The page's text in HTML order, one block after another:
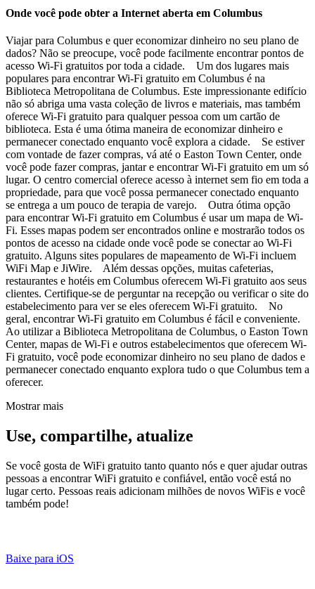
Onde você pode obter a Internet aberta em Columbus
Viajar para Columbus e quer economizar dinheiro no seu plano de
dados? Não se preocupe, você pode facilmente encontrar pontos de
acesso Wi-Fi gratuitos por toda a cidade. Um dos lugares mais
populares para encontrar Wi-Fi gratuito em Columbus é na
Biblioteca Metropolitana de Columbus. Este impressionante edifício
não só abriga uma vasta coleção de livros e materiais, mas também
oferece Wi-Fi gratuito para qualquer pessoa com um cartão de
biblioteca. Esta é uma ótima maneira de economizar dinheiro e
permanecer conectado enquanto você explora a cidade. Se estiver
com vontade de fazer compras, vá até o Easton Town Center, onde
você pode fazer compras, jantar e encontrar Wi-Fi gratuito em um só
lugar. O centro comercial oferece acesso à internet sem fio em toda a
propriedade, para que você possa permanecer conectado enquanto
se entrega a um pouco de terapia de varejo. Outra ótima opção
para encontrar Wi-Fi gratuito em Columbus é usar um mapa de Wi-
Fi. Esses mapas podem ser encontrados online e mostrarão todos os
pontos de acesso na cidade onde você pode se conectar ao Wi-Fi
gratuito. Alguns sites populares de mapeamento de Wi-Fi incluem
WiFi Map e JiWire. Além dessas opções, muitas cafeterias,
restaurantes e hotéis em Columbus oferecem Wi-Fi gratuito aos seus
clientes. Certifique-se de perguntar na recepção ou verificar o site do
estabelecimento para ver se eles oferecem Wi-Fi gratuito. No
geral, encontrar Wi-Fi gratuito em Columbus é fácil e conveniente.
Ao utilizar a Biblioteca Metropolitana de Columbus, o Easton Town
Center, mapas de Wi-Fi e outros estabelecimentos que oferecem Wi-
Fi gratuito, você pode economizar dinheiro no seu plano de dados e
permanecer conectado enquanto explora tudo o que Columbus tem a
oferecer.
Mostrar mais
Use, compartilhe, atualize
Se você gosta de WiFi gratuito tanto quanto nós e quer ajudar outras
pessoas a encontrar WiFi gratuito e confiável, então você está no
lugar certo. Pessoas reais adicionam milhões de novos WiFis e você
também pode!
Baixe para iOS